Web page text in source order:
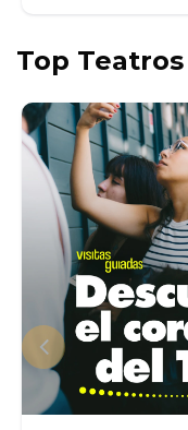
Top Teatros